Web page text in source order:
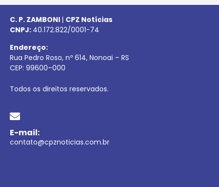
C. P. ZAMBONI | CPZ Notícias
CNPJ: 40.172.822/0001-74
Endereço:
Rua Pedro Roso, nº 614, Nonoai – RS
CEP: 99600–000
Todos os direitos reservados.
E-mail:
contato@cpznoticias.com.br